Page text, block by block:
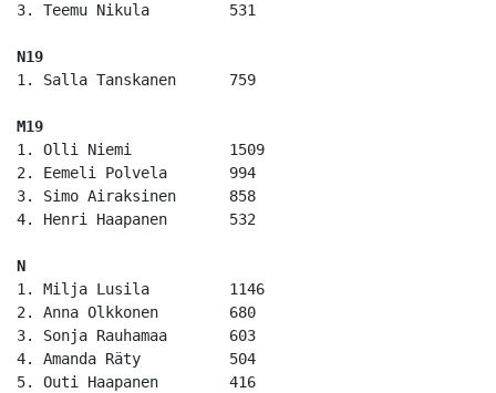
3. Teemu Nikula		531
N19
1. Salla Tanskanen	759
1. Olli Niemi		1509
2. Eemeli Polvela	994
3. Simo Airaksinen	858
4. Henri Haapanen	532
1. Milja Lusila		1146
2. Anna Olkkonen	680
3. Sonja Rauhamaa	603
4. Amanda Räty		504
5. Outi Haapanen	416